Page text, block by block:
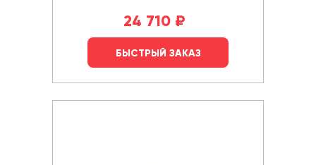
24 710 ₽
БЫСТРЫЙ ЗАКАЗ